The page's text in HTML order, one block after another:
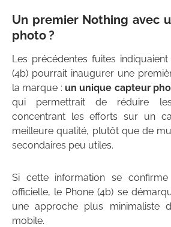
Un premier Nothing avec
photo ?
Les précédentes fuites
(4b) pourrait inaugurer une
la marque : un unique capteur
qui permettrait de réduire
concentrant les efforts sur un
meilleure qualité, plutôt que de
secondaires peu utiles.
Si cette information se confirme
officielle, le Phone (4b) se
une approche plus minimaliste
mobile.